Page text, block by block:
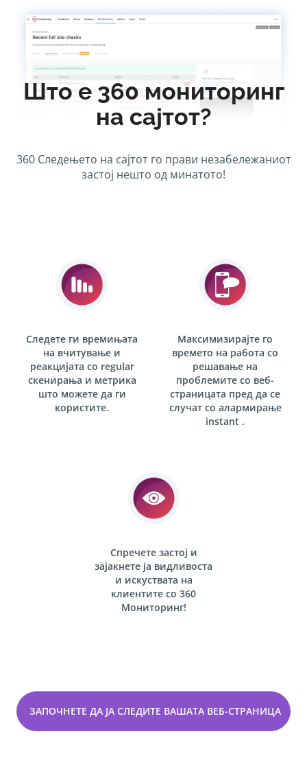
Што е 360 мониторинг
на сајтот?
360 Следењето на сајтот го прави незабележаниот
застој нешто од минатото!
Следете ги времињата
на вчитување и
реакцијата со regular
скенирања и метрика
што можете да ги
користите.
Максимизирајте го
времето на работа со
решавање на
проблемите со веб-
страницата пред да се
случат со алармирање
instant .
Спречете застој и
зајакнете ја видливоста
и искуствата на
клиентите со 360
Мониторинг!
ЗАПОЧНЕТЕ ДА ЈА СЛЕДИТЕ ВАШАТА ВЕБ-СТРАНИЦА